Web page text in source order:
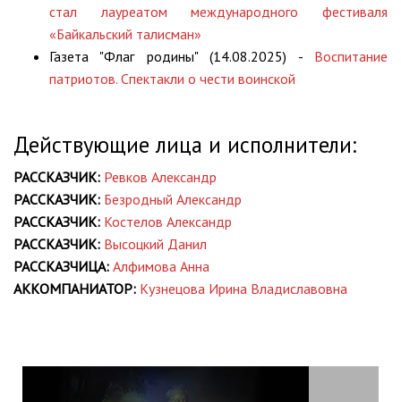
стал лауреатом международного фестиваля
«Байкальский талисман»
Газета "Флаг родины" (14.08.2025) - Воспитание
патриотов. Спектакли о чести воинской
Действующие лица и исполнители:
РАССКАЗЧИК: Ревков Александр
РАССКАЗЧИК: Безродный Александр
РАССКАЗЧИК: Костелов Александр
РАССКАЗЧИК: Высоцкий Данил
РАССКАЗЧИЦА: Алфимова Анна
АККОМПАНИАТОР: Кузнецова Ирина Владиславовна